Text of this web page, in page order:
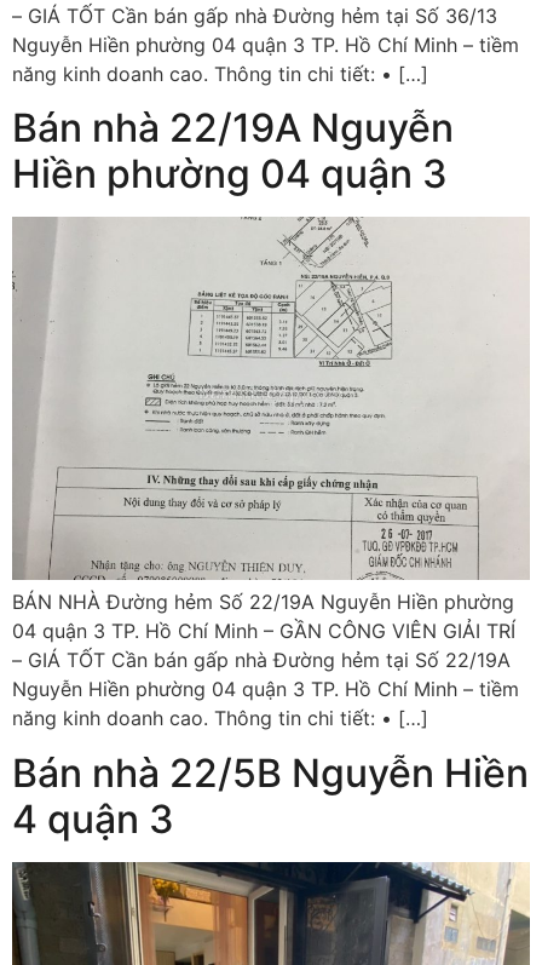
– GIÁ TỐT Cần bán gấp nhà Đường hẻm tại Số 36/13
Nguyễn Hiền phường 04 quận 3 TP. Hồ Chí Minh – tiềm
năng kinh doanh cao. Thông tin chi tiết: • […]
Bán nhà 22/19A Nguyễn
Hiền phường 04 quận 3
BÁN NHÀ Đường hẻm Số 22/19A Nguyễn Hiền phường
04 quận 3 TP. Hồ Chí Minh – GẦN CÔNG VIÊN GIẢI TRÍ
– GIÁ TỐT Cần bán gấp nhà Đường hẻm tại Số 22/19A
Nguyễn Hiền phường 04 quận 3 TP. Hồ Chí Minh – tiềm
năng kinh doanh cao. Thông tin chi tiết: • […]
Bán nhà 22/5B Nguyễn Hiền
4 quận 3